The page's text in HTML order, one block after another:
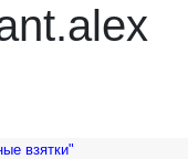
взятки"